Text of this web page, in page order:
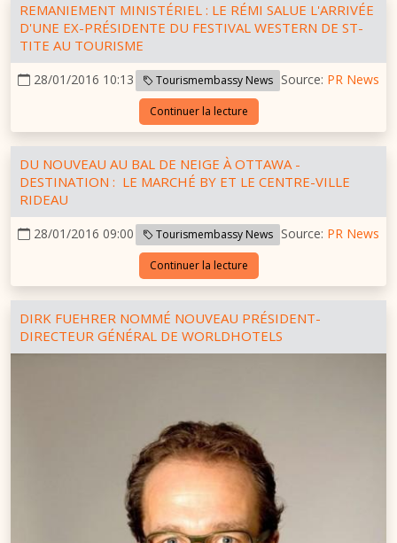
REMANIEMENT MINISTÉRIEL : LE RÉMI SALUE L'ARRIVÉE
D'UNE EX-PRÉSIDENTE DU FESTIVAL WESTERN DE ST-
TITE AU TOURISME
28/01/2016 10:13 Tourismembassy News Source: PR News
Continuer la lecture
DU NOUVEAU AU BAL DE NEIGE À OTTAWA -
DESTINATION : LE MARCHÉ BY ET LE CENTRE-VILLE
RIDEAU
28/01/2016 09:00 Tourismembassy News Source: PR News
Continuer la lecture
DIRK FUEHRER NOMMÉ NOUVEAU PRÉSIDENT-
DIRECTEUR GÉNÉRAL DE WORLDHOTELS